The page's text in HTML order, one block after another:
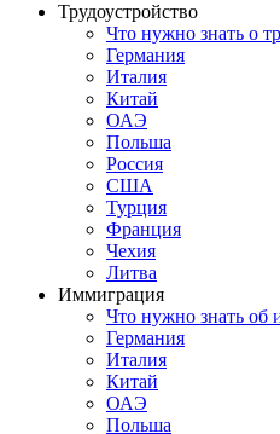
Трудоустройство
Что нужно знать о
Германия
Италия
Китай
ОАЭ
Польша
Россия
США
Турция
Франция
Чехия
Литва
Иммиграция
Что нужно знать об
Германия
Италия
Китай
ОАЭ
Польша